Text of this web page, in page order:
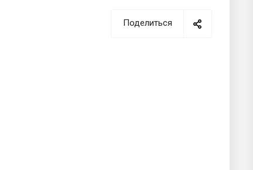
Поделиться